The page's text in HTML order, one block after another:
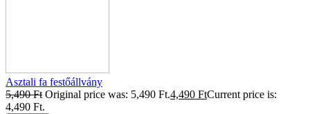
Asztali fa festőállvány
5,490Ft Original price was: 5,490 Ft.4,490 FtCurrent price is:
4,490 Ft.